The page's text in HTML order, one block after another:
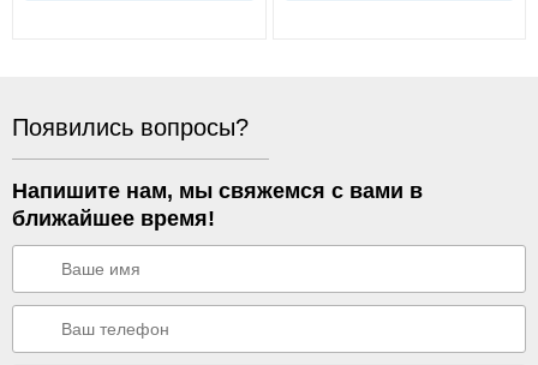
Появились вопросы?
Напишите нам, мы свяжемся с вами в
ближайшее время!